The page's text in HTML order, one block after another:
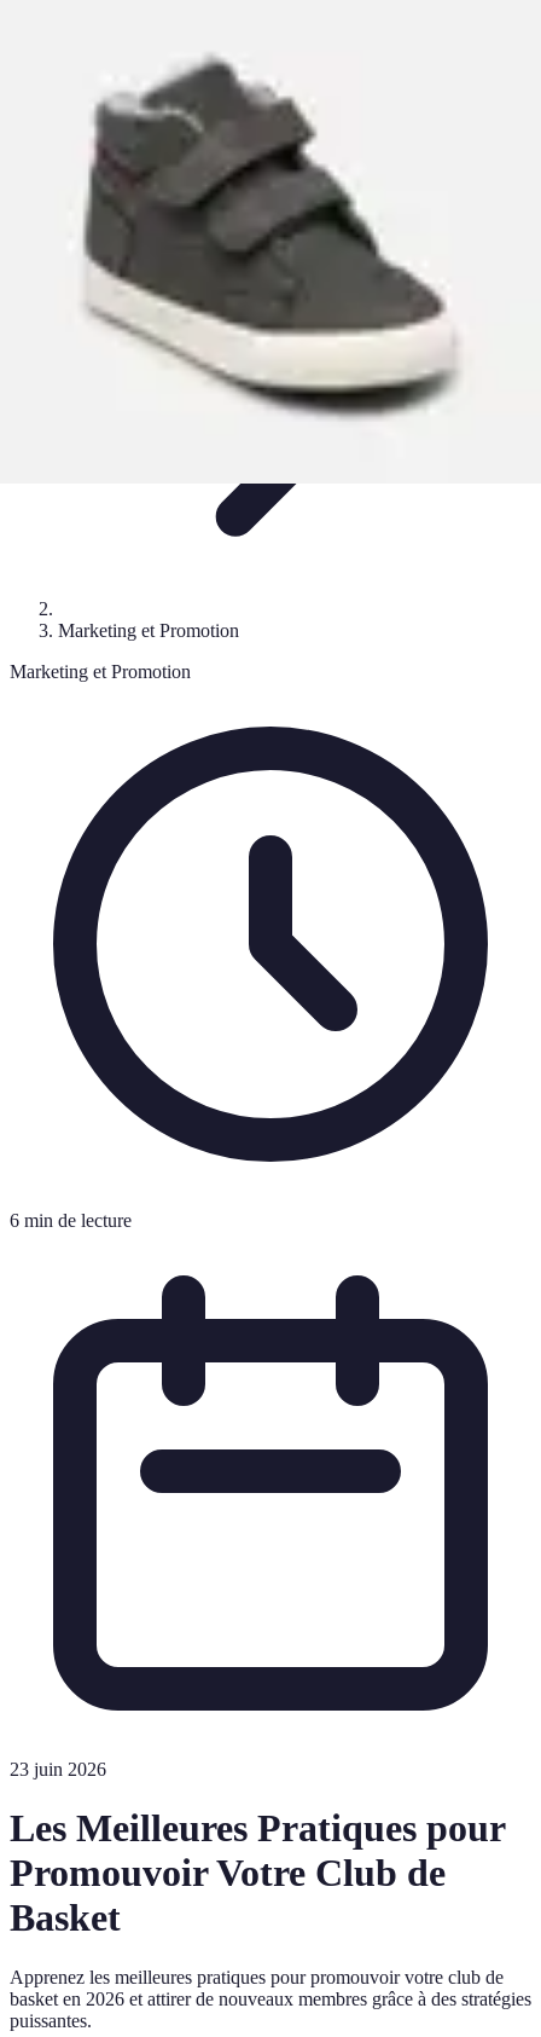
Formation d'ÉquipeCoaching et Équipe
Club de Basket
Marketing et Promotion
Marketing et Promotion
6 min de lecture
23 juin 2026
Les Meilleures Pratiques pour
Promouvoir Votre Club de
Basket
Apprenez les meilleures pratiques pour promouvoir votre club de
basket en 2026 et attirer de nouveaux membres grâce à des stratégies
puissantes.